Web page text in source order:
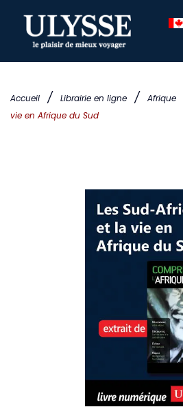
Accueil / Librairie en ligne / Afrique
vie en Afrique du Sud